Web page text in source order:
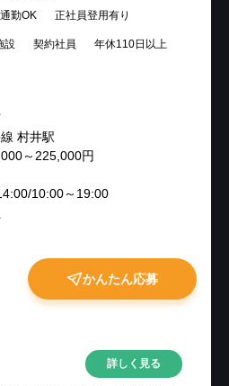
勤OK 正社員登用有り
設 契約社員 年休110日以上
村井駅
～225,000円
10:00～19:00
かんたん応募
詳しく見る